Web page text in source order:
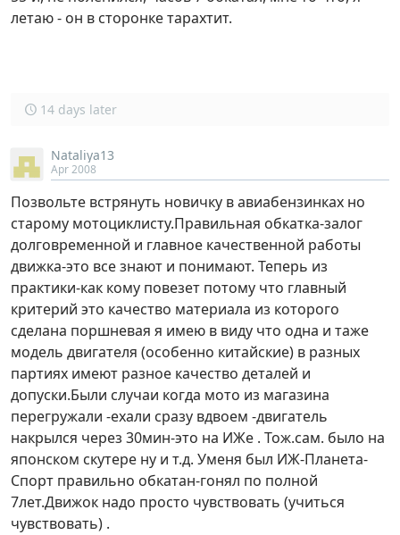
летаю - он в сторонке тарахтит.
14 days later
Nataliya13
Apr 2008
Позвольте встрянуть новичку в авиабензинках но
старому мотоциклисту.Правильная обкатка-залог
долговременной и главное качественной работы
движка-это все знают и понимают. Теперь из
практики-как кому повезет потому что главный
критерий это качество материала из которого
сделана поршневая я имею в виду что одна и таже
модель двигателя (особенно китайские) в разных
партиях имеют разное качество деталей и
допуски.Были случаи когда мото из магазина
перегружали -ехали сразу вдвоем -двигатель
накрылся через 30мин-это на ИЖе . Тож.сам. было на
японском скутере ну и т.д. Уменя был ИЖ-Планета-
Спорт правильно обкатан-гонял по полной
7лет.Движок надо просто чувствовать (учиться
чувствовать) .